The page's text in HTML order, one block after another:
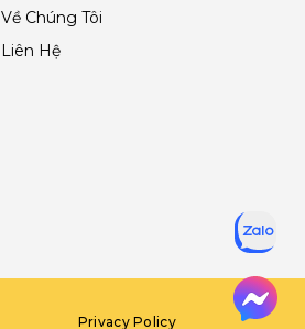
Về Chúng Tôi
Liên Hệ
Privacy Policy